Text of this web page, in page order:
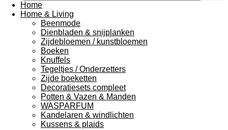
Home
Home & Living
Beenmode
Dienbladen & snijplanken
Zijdebloemen / kunstbloemen
Boeken
Knuffels
Tegeltjes / Onderzetters
Zijde boeketten
Decoratiesets compleet
Potten & Vazen & Manden
WASPARFUM
Kandelaren & windlichten
Kussens & plaids